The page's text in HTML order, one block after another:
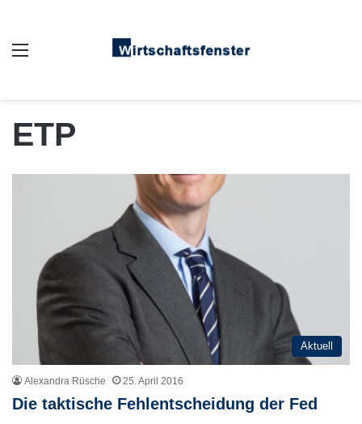
ETP
Aktuell
Alexandra Rüsche 25. April 2016
Die taktische Fehlentscheidung der Fed